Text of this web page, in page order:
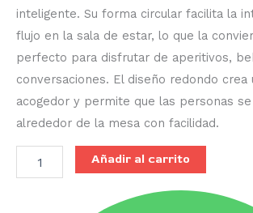
inteligente. Su forma circular facilita la
flujo en la sala de estar, lo que la
perfecto para disfrutar de aperitivos,
conversaciones. El diseño redondo crea
acogedor y permite que las personas
alrededor de la mesa con facilidad.
Añadir al carrito